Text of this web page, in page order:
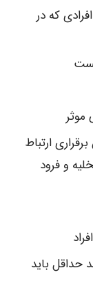
که در
موثر
ارتباط
و فرود
حداقل باید